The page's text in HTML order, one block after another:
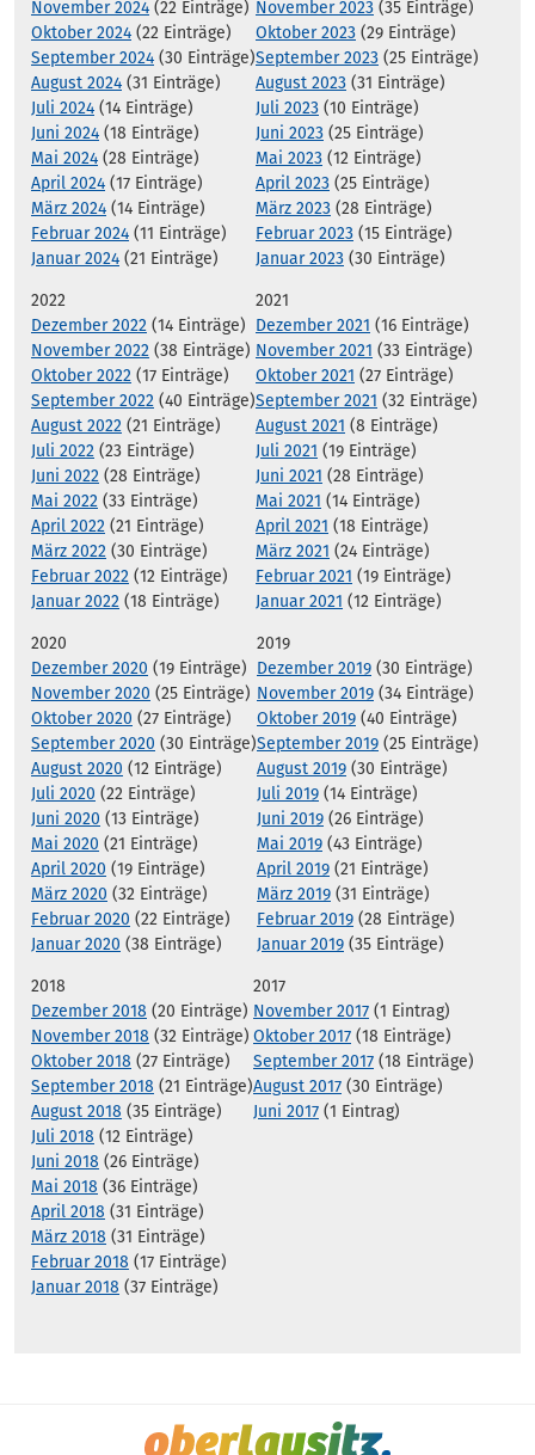
November 2024 (22 Einträge)
Oktober 2024 (22 Einträge)
September 2024 (30 Einträge)
August 2024 (31 Einträge)
Juli 2024 (14 Einträge)
Juni 2024 (18 Einträge)
Mai 2024 (28 Einträge)
April 2024 (17 Einträge)
März 2024 (14 Einträge)
Februar 2024 (11 Einträge)
Januar 2024 (21 Einträge)
November 2023 (35 Einträge)
Oktober 2023 (29 Einträge)
September 2023 (25 Einträge)
August 2023 (31 Einträge)
Juli 2023 (10 Einträge)
Juni 2023 (25 Einträge)
Mai 2023 (12 Einträge)
April 2023 (25 Einträge)
März 2023 (28 Einträge)
Februar 2023 (15 Einträge)
Januar 2023 (30 Einträge)
2022
Dezember 2022 (14 Einträge)
November 2022 (38 Einträge)
Oktober 2022 (17 Einträge)
September 2022 (40 Einträge)
August 2022 (21 Einträge)
Juli 2022 (23 Einträge)
Juni 2022 (28 Einträge)
Mai 2022 (33 Einträge)
April 2022 (21 Einträge)
März 2022 (30 Einträge)
Februar 2022 (12 Einträge)
Januar 2022 (18 Einträge)
2021
Dezember 2021 (16 Einträge)
November 2021 (33 Einträge)
Oktober 2021 (27 Einträge)
September 2021 (32 Einträge)
August 2021 (8 Einträge)
Juli 2021 (19 Einträge)
Juni 2021 (28 Einträge)
Mai 2021 (14 Einträge)
April 2021 (18 Einträge)
März 2021 (24 Einträge)
Februar 2021 (19 Einträge)
Januar 2021 (12 Einträge)
2020
Dezember 2020 (19 Einträge)
November 2020 (25 Einträge)
Oktober 2020 (27 Einträge)
September 2020 (30 Einträge)
August 2020 (12 Einträge)
Juli 2020 (22 Einträge)
Juni 2020 (13 Einträge)
Mai 2020 (21 Einträge)
April 2020 (19 Einträge)
März 2020 (32 Einträge)
Februar 2020 (22 Einträge)
Januar 2020 (38 Einträge)
2019
Dezember 2019 (30 Einträge)
November 2019 (34 Einträge)
Oktober 2019 (40 Einträge)
September 2019 (25 Einträge)
August 2019 (30 Einträge)
Juli 2019 (14 Einträge)
Juni 2019 (26 Einträge)
Mai 2019 (43 Einträge)
April 2019 (21 Einträge)
März 2019 (31 Einträge)
Februar 2019 (28 Einträge)
Januar 2019 (35 Einträge)
2018
Dezember 2018 (20 Einträge)
November 2018 (32 Einträge)
Oktober 2018 (27 Einträge)
September 2018 (21 Einträge)
August 2018 (35 Einträge)
Juli 2018 (12 Einträge)
Juni 2018 (26 Einträge)
Mai 2018 (36 Einträge)
April 2018 (31 Einträge)
März 2018 (31 Einträge)
Februar 2018 (17 Einträge)
Januar 2018 (37 Einträge)
2017
November 2017 (1 Eintrag)
Oktober 2017 (18 Einträge)
September 2017 (18 Einträge)
August 2017 (30 Einträge)
Juni 2017 (1 Eintrag)